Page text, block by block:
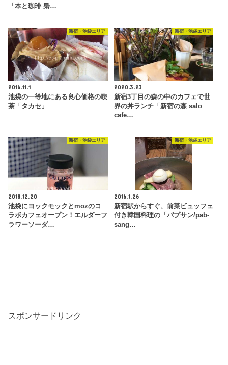
「本と珈琲 梟…
新宿・池袋エリア
2016.11.1
池袋の一等地にある良心価格の喫
茶「タカセ」
新宿・池袋エリア
2020.3.23
新宿3丁目の森の中のカフェで世
界の丼ランチ「新宿の森 salo
cafe…
新宿・池袋エリア
2018.12.20
池袋にヨックモックとmozのコ
ラボカフェオープン！エルダーフ
ラワーソーダ…
新宿・池袋エリア
2016.1.26
新宿駅からすぐ、前菜ビュッフェ
付き韓国料理の「パプサン/pab-
sang…
スポンサードリンク